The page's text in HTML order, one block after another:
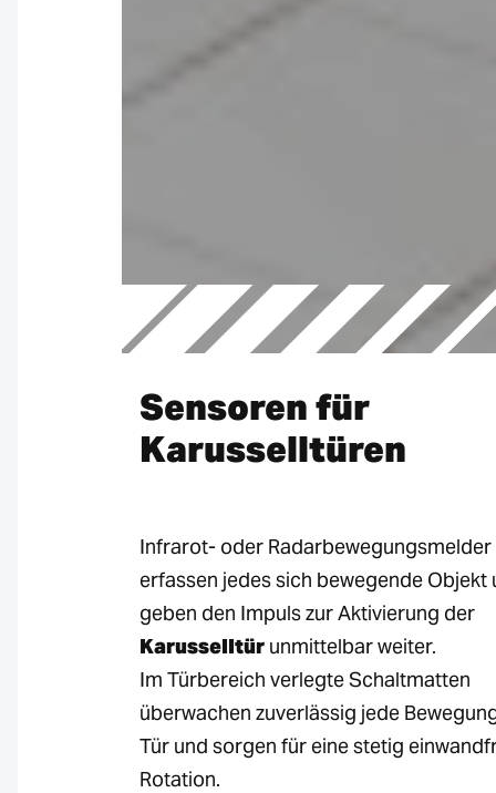
Sensoren für
Karusselltüren
Infrarot- oder Radarbewegungsmelder
erfassen jedes sich bewegende Objekt
geben den Impuls zur Aktivierung der
Karusselltür unmittelbar weiter.
Im Türbereich verlegte Schaltmatten
überwachen zuverlässig jede
Tür und sorgen für eine stetig
Rotation.